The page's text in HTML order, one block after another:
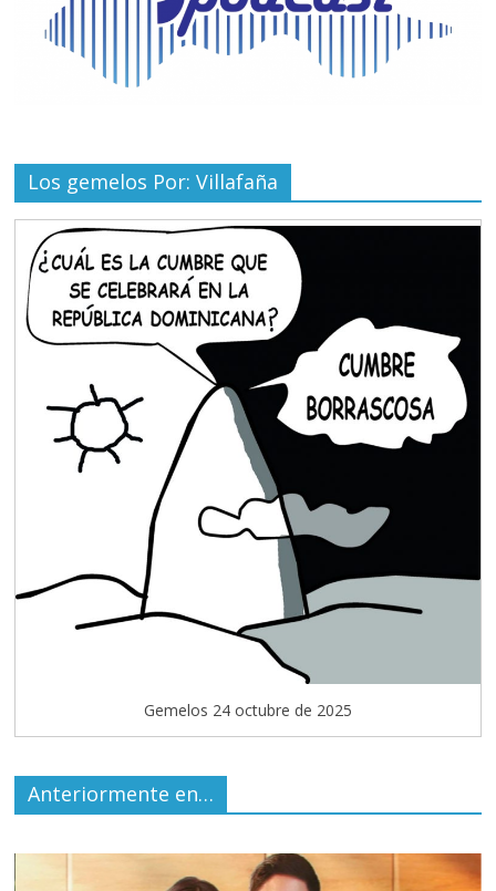
Los gemelos Por: Villafaña
Gemelos 24 octubre de 2025
Anteriormente en…